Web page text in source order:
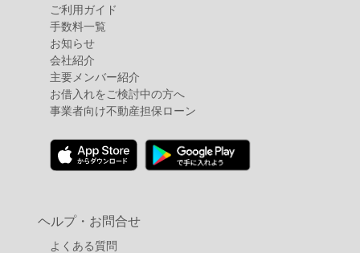
ご利用ガイド
手数料一覧
お知らせ
会社紹介
主要メンバー紹介
お借入れをご検討中の方へ
事業者向け不動産担保ローン
ヘルプ・お問合せ
よくある質問